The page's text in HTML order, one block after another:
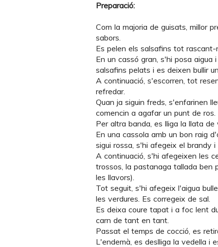
Preparació:
Com la majoria de guisats, millor
sabors.
Es pelen els salsafins tot
En un cassó gran, s'hi posa aigua
salsafins pelats i es deixen bullir
A continuació, s'escorren, tot
refredar.
Quan ja siguin freds, s'enfarinen
comencin a agafar un punt de
Per altra banda, es lliga la llata de
En una cassola amb un bon raig
sigui rossa, s'hi afegeix el brandy i
A continuació, s'hi afegeixen les
trossos, la pastanaga tallada
les llavors).
Tot seguit, s'hi afegeix l'aigua
les verdures. Es corregeix de sal.
Es deixa coure tapat i a foc lent
carn de tant en tant.
Passat el temps de cocció, es
L'endemà, es deslliga la vedella i